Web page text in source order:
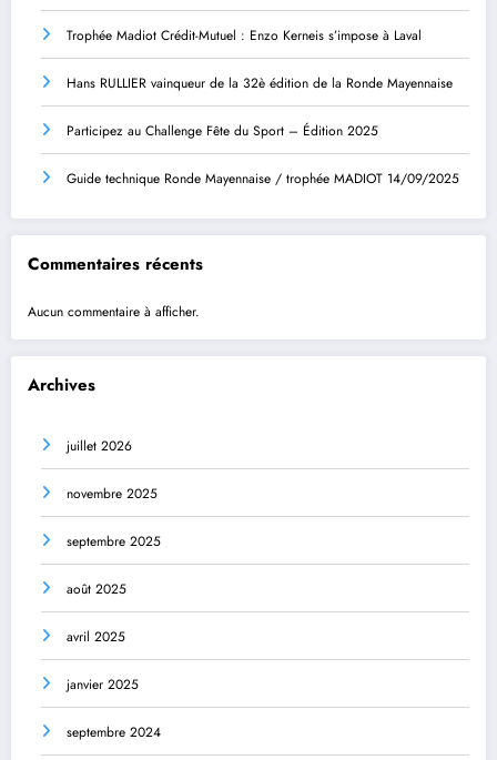
Trophée Madiot Crédit-Mutuel : Enzo Kerneis s’impose à Laval
Hans RULLIER vainqueur de la 32è édition de la Ronde Mayennaise
Participez au Challenge Fête du Sport – Édition 2025
Guide technique Ronde Mayennaise / trophée MADIOT 14/09/2025
Commentaires récents
Aucun commentaire à afficher.
Archives
juillet 2026
novembre 2025
septembre 2025
août 2025
avril 2025
janvier 2025
septembre 2024